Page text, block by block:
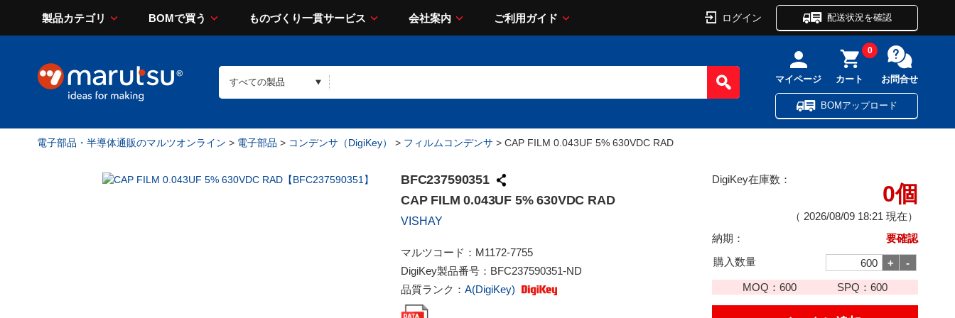
製品カテゴリ BOMで買う ものづくり一貫サービス 会社案内 ご利用ガイド ログイン 配送状況を確認
マイページ カート
0
お問合せ
BOMアップロード
電子部品・半導体通販のマルツオンライン > 電子部品 > コンデンサ（DigiKey） > フィルムコンデンサ > CAP FILM 0.043UF 5% 630VDC RAD
BFC237590351
CAP FILM 0.043UF 5% 630VDC RAD
VISHAY
マルツコード： M1172-7755
DigiKey製品番号： BFC237590351-ND
品質ランク： A(DigiKey)
DigiKey在庫数：
0個
（ 2026/08/09 18:21 現在）
納期：
要確認
購入数量
MOQ：600 SPQ： 600